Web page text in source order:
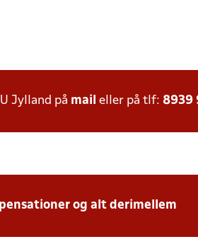
Jylland på mail eller på tlf: 8939
og alt derimellem